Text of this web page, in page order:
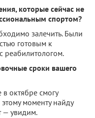
которые сейчас не
спортом?
залечить. Были
готовым к
реабилитологом.
сроки вашего
октябре смогу
моменту найду
— увидим.